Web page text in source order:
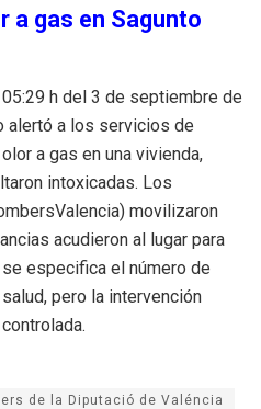
a gas en Sagunto
h del 3 de septiembre de
alertó a los servicios de
a gas en una vivienda,
intoxicadas. Los
movilizaron
acudieron al lugar para
especifica el número de
pero la intervención
de la Diputació de Valéncia